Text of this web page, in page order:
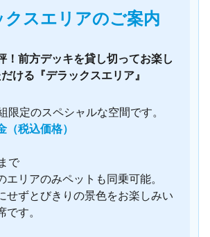
クスエリアのご案内
！前方デッキを貸し切ってお楽し
ける『デラックスエリア』
限定のスペシャルな空間です。
（税込価格）
で
リアのみペットも同乗可能。
ずとびきりの景色をお楽しみい
です。